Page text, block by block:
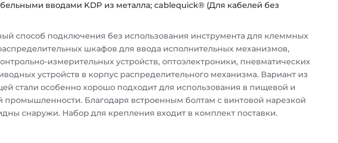
вводами KDP из металла; cablequick® (Для кабелей без
способ подключения без использования инструмента для клеммных
шкафов для ввода исполнительных механизмов,
измерительных устройств, оптоэлектроники, пневматических
устройств в корпус распределительного механизма. Вариант из
стали особенно хорошо подходит для использования в пищевой и
промышленности. Благодаря встроенным болтам с винтовой нарезкой
снаружи. Набор для крепления входит в комплект поставки.